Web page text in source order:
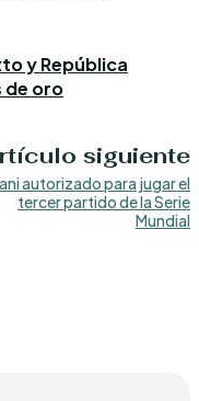
y República
de oro
siguiente
autorizado para jugar el
tercer partido de la Serie
Mundial